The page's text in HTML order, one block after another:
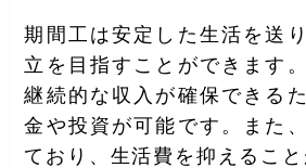
期間工は安定した生活を送
立を目指すことができます
継続的な収入が確保できる
金や投資が可能です。また
ており、生活費を抑えること